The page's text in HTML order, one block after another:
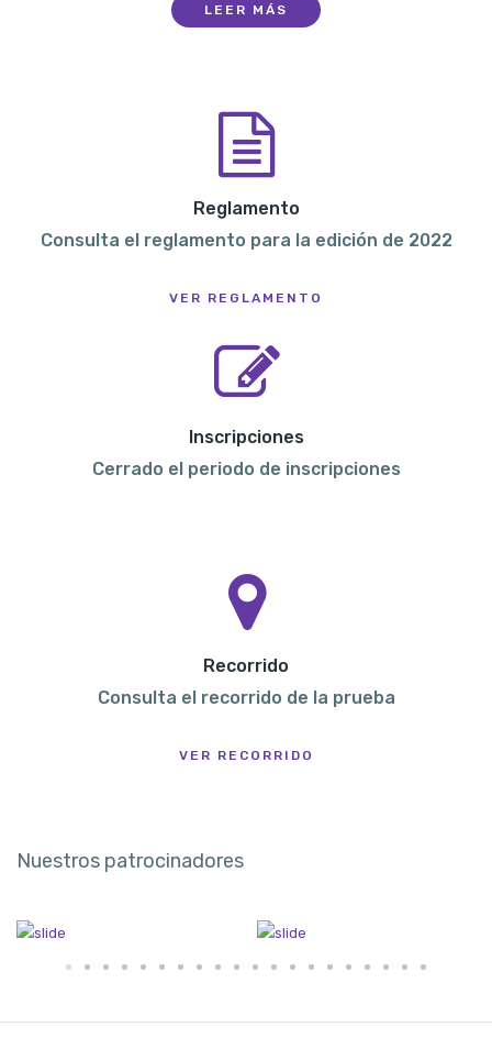
LEER MÁS
Reglamento
Consulta el reglamento para la edición de 2022
VER REGLAMENTO
Inscripciones
Cerrado el periodo de inscripciones
Recorrido
Consulta el recorrido de la prueba
VER RECORRIDO
Nuestros patrocinadores